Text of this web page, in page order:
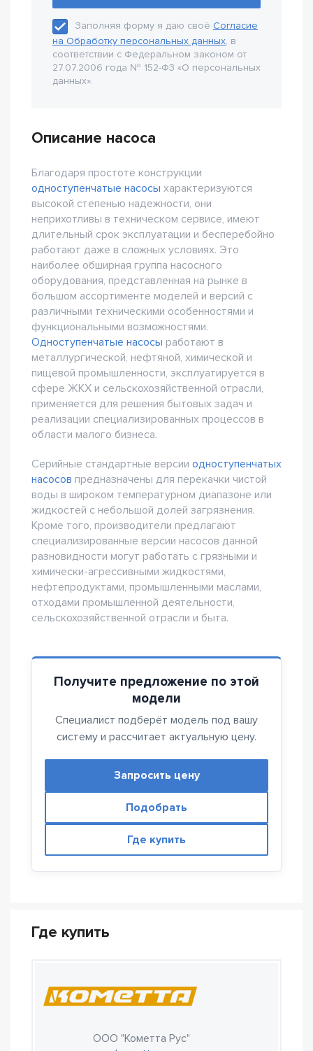
Заполняя форму я даю своё Согласие
на Обработку персональных данных, в
соответствии с Федеральном законом от
27.07.2006 года № 152-Ф3 «О персональных
данных».
Описание насоса
Благодаря простоте конструкции
одноступенчатые насосы характеризуются
высокой степенью надежности, они
неприхотливы в техническом сервисе, имеют
длительный срок эксплуатации и бесперебойно
работают даже в сложных условиях. Это
наиболее обширная группа насосного
оборудования, представленная на рынке в
большом ассортименте моделей и версий с
различными техническими особенностями и
функциональными возможностями.
Одноступенчатые насосы работают в
металлургической, нефтяной, химической и
пищевой промышленности, эксплуатируется в
сфере ЖКХ и сельскохозяйственной отрасли,
применяется для решения бытовых задач и
реализации специализированных процессов в
области малого бизнеса.
Серийные стандартные версии одноступенчатых
насосов предназначены для перекачки чистой
воды в широком температурном диапазоне или
жидкостей с небольшой долей загрязнения.
Кроме того, производители предлагают
специализированные версии насосов данной
разновидности могут работать с грязными и
химически-агрессивными жидкостями,
нефтепродуктами, промышленными маслами,
отходами промышленной деятельности,
сельскохозяйственной отрасли и быта.
Получите предложение по этой
модели
Специалист подберёт модель под вашу
систему и рассчитает актуальную цену.
Запросить цену
Подобрать
Где купить
Где купить
ООО "Кометта Рус"